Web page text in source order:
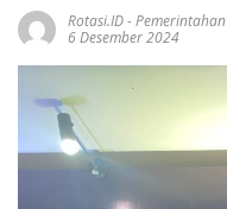
Rotasi.ID-Pemerintahan
6 Desember 2024